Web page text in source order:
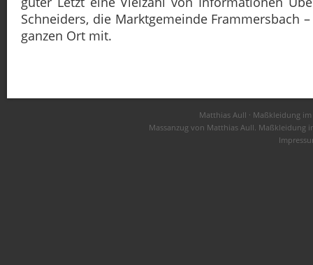
Schneiders, die Marktgemeinde Frammersbach
ganzen Ort mit.
Matthias Aull · Maßkleidung im
Massanzug von Matthias Aull. Maßkleidung